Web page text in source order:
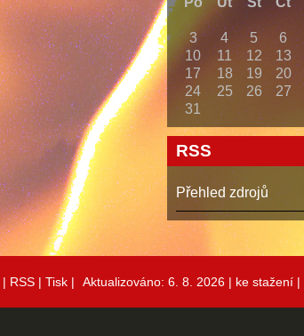
3
4 5 6
10
11 12 13
17
18 19 20
24
25 26 27
31
RSS
Přehled zdrojů
| RSS | Tisk | Aktualizováno: 6. 8. 2026 | ke stažení |